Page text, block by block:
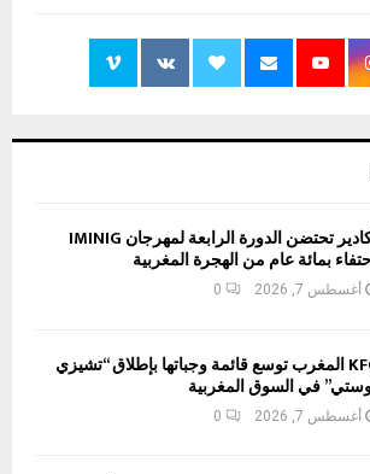
أكادير تحتضن الدورة الرابعة لمهرجان IMINIG
بمائة عام من الهجرة المغربية
أغسطس 7, 2026 0
KFC المغرب توسع قائمة وجباتها بإطلاق “تشيزي
في السوق المغربية
أغسطس 7, 2026 0